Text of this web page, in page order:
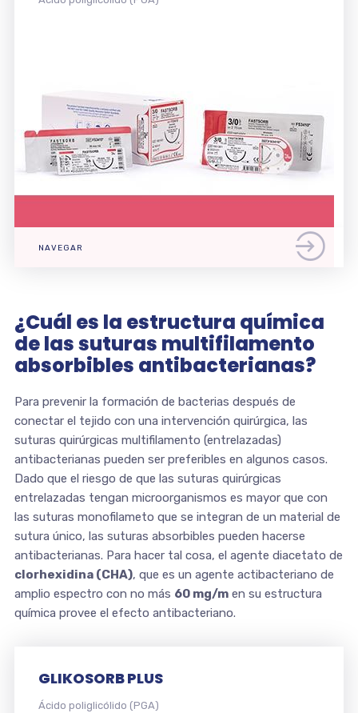
NAVEGAR
¿Cuál es la estructura química
de las suturas multifilamento
absorbibles antibacterianas?
Para prevenir la formación de bacterias después de
conectar el tejido con una intervención quirúrgica, las
suturas quirúrgicas multifilamento (entrelazadas)
antibacterianas pueden ser preferibles en algunos casos.
Dado que el riesgo de que las suturas quirúrgicas
entrelazadas tengan microorganismos es mayor que con
las suturas monofilameto que se integran de un material de
sutura único, las suturas absorbibles pueden hacerse
antibacterianas. Para hacer tal cosa, el agente diacetato de
clorhexidina (CHA), que es un agente actibacteriano de
amplio espectro con no más 60 mg/men su estructura
química provee el efecto antibacteriano.
GLIKOSORB PLUS
Ácido poliglicólido (PGA)